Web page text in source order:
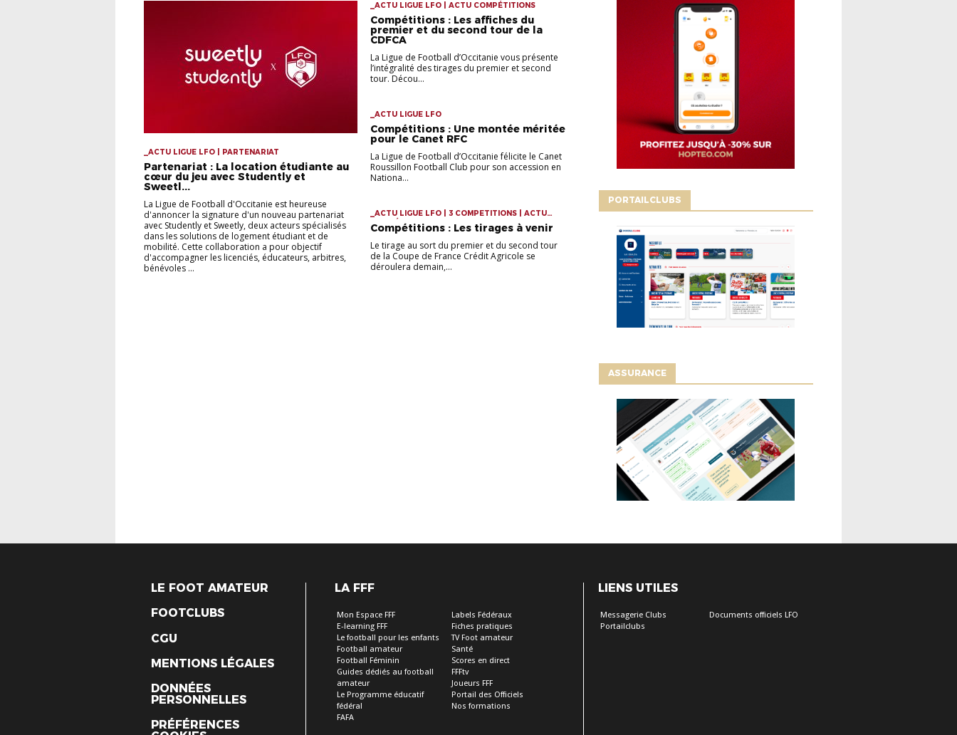
_ACTU LIGUE LFO | PARTENARIAT
Partenariat : La location étudiante au
cœur du jeu avec Studently et
Sweetl...
La Ligue de Football d'Occitanie est heureuse
d'annoncer la signature d'un nouveau partenariat
avec Studently et Sweetly, deux acteurs spécialisés
dans les solutions de logement étudiant et de
mobilité. Cette collaboration a pour objectif
d'accompagner les licenciés, éducateurs, arbitres,
bénévoles ...
_ACTU LIGUE LFO | ACTU COMPÉTITIONS
Compétitions : Les affiches du
premier et du second tour de la
CDFCA
La Ligue de Football d’Occitanie vous présente
l’intégralité des tirages du premier et second
tour. Décou...
_ACTU LIGUE LFO
Compétitions : Une montée méritée
pour le Canet RFC
La Ligue de Football d’Occitanie félicite le Canet
Roussillon Football Club pour son accession en
Nationa...
_ACTU LIGUE LFO | 3 COMPETITIONS | ACTU
COMPÉTITIONS
Compétitions : Les tirages à venir
Le tirage au sort du premier et du second tour
de la Coupe de France Crédit Agricole se
déroulera demain,...
PORTAILCLUBS
ASSURANCE
LE FOOT AMATEUR
FOOTCLUBS
CGU
MENTIONS LÉGALES
DONNÉES
PERSONNELLES
PRÉFÉRENCES
LA FFF
Mon Espace FFF
E-learning FFF
Le football pour les enfants
Football amateur
Football Féminin
Guides dédiés au football
amateur
Le Programme éducatif
fédéral
FAFA
Labels Fédéraux
Fiches pratiques
TV Foot amateur
Santé
Scores en direct
FFFtv
Joueurs FFF
Portail des Officiels
Nos formations
LIENS UTILES
Messagerie Clubs
Portailclubs
Documents officiels LFO